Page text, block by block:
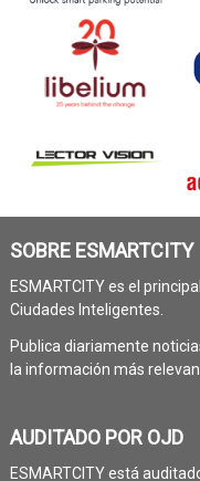
SOBRE ESMARTCITY
ESMARTCITY es el
Ciudades Inteligentes.
Publica diariamente
la información más
AUDITADO POR OJD
ESMARTCITY está